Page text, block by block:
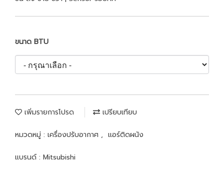
ขนาด BTU
เพิ่มรายการโปรด เปรียบเทียบ
หมวดหมู่ : เครื่องปรับอากาศ , แอร์ติดผนัง
แบรนด์ : Mitsubishi